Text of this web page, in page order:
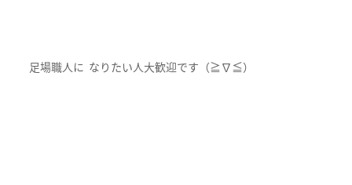
足場職人に なりたい人大歓迎です（≧∇≦）